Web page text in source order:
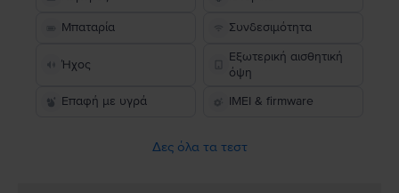
Μπαταρία Συνδεσιμότητα
Ήχος
Εξωτερική αισθητική
όψη
Επαφή με υγρά
IMEI & firmware
Δες όλα τα τεστ